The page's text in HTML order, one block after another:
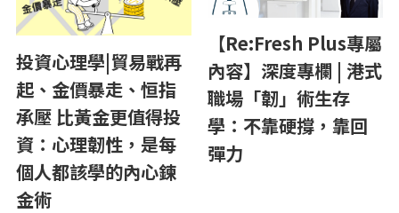
投資心理學|貿易戰再
起、金價暴走、恒指
承壓 比黃金更值得投
資：心理韌性，是每
個人都該學的內心鍊
金術
【Re:Fresh Plus專屬
內容】深度專欄 | 港式
職場「韌」術生存
學：不靠硬撐，靠回
彈力